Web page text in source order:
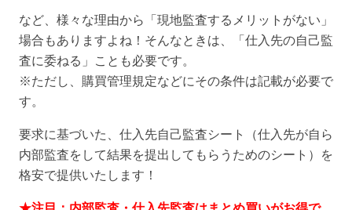
など、様々な理由から「現地監査するメリットがない」
場合もありますよね！そんなときは、「仕入先の自己監
査に委ねる」ことも必要です。
※ただし、購買管理規定などにその条件は記載が必要で
す。
要求に基づいた、仕入先自己監査シート（仕入先が自ら
内部監査をして結果を提出してもらうためのシート）を
格安で提供いたします！